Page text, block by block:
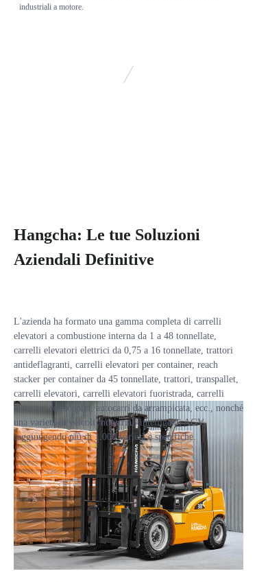
industriali a motore.
Hangcha: Le tue Soluzioni
Aziendali Definitive
L'azienda ha formato una gamma completa di carrelli
elevatori a combustione interna da 1 a 48 tonnellate,
carrelli elevatori elettrici da 0,75 a 16 tonnellate, trattori
antideflagranti, carrelli elevatori per container, reach
stacker per container da 45 tonnellate, trattori, transpallet,
carrelli elevatori, carrelli elevatori fuoristrada, carrelli
elevatori telescopici, autocarri da arrampicata, ecc., nonché
una varietà di veicoli industriali intelligenti AGV,
raggiungendo più di 1.000 varietà e specifiche.